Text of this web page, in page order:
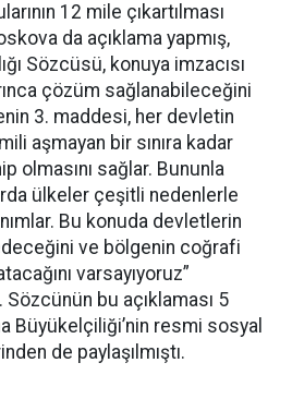
12 mile çıkartılması
da açıklama yapmış,
Sözcüsü, konuya imzacısı
çözüm sağlanabileceğini
3. maddesi, her devletin
aşmayan bir sınıra kadar
olmasını sağlar. Bununla
ülkeler çeşitli nedenlerle
Bu konuda devletlerin
ve bölgenin coğrafi
varsayıyoruz”
Sözcünün bu açıklaması 5
Büyükelçiliği’nin resmi sosyal
de paylaşılmıştı.